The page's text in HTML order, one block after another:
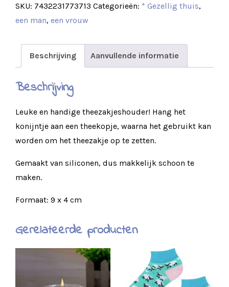
SKU: 7432231773713 Categorieën: * Gezellig thuis,
een man, een vrouw
Beschrijving Aanvullende informatie
Beschrijving
Leuke en handige theezakjeshouder! Hang het
konijntje aan een theekopje, waarna het gebruikt kan
worden om het theezakje op te zetten.
Gemaakt van siliconen, dus makkelijk schoon te
maken.
Formaat: 9 x 4 cm
Gerelateerde producten